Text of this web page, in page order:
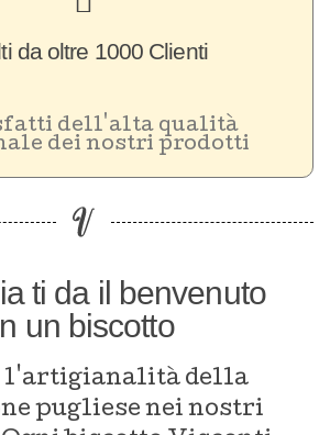
da oltre 1000 Clienti
dell'alta qualità
dei nostri prodotti
ti da il benvenuto
un biscotto
l'artigianalità della
pugliese nei nostri